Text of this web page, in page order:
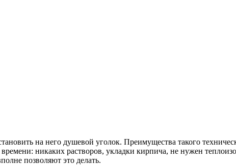
на него душевой уголок. Преимущества такого
никаких растворов, укладки кирпича, не нужен
позволяют это делать.